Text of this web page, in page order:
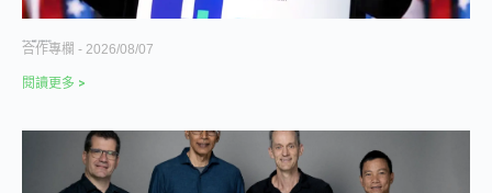
合作專欄 2026/08/07
閱讀更多 >